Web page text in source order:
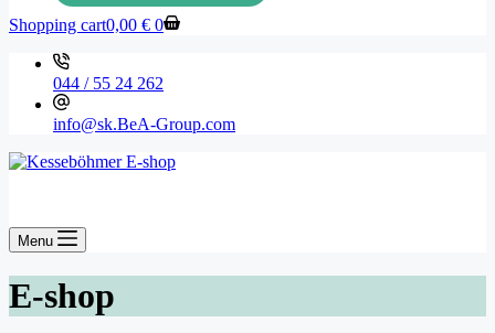
Shopping cart0,00 € 0
044 / 55 24 262
info@sk.BeA-Group.com
Menu
E-shop